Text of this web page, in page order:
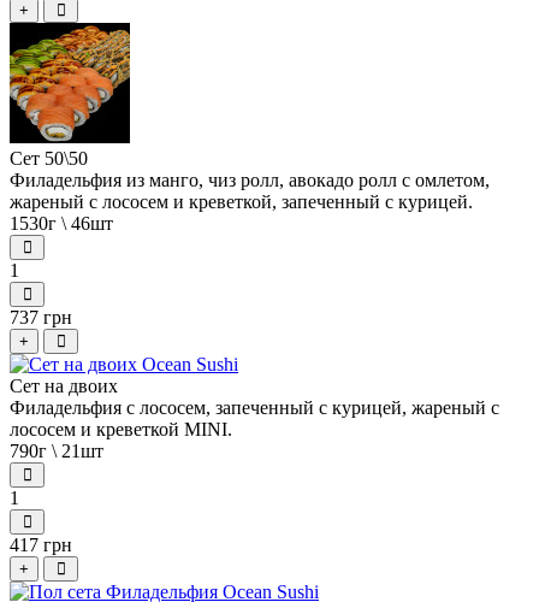
+
Сет 50\50
Филадельфия из манго, чиз ролл, авокадо ролл с омлетом,
жареный с лососем и креветкой, запеченный с курицей.
1530г \ 46шт
1
737 грн
+
Сет на двоих
Филадельфия с лососем, запеченный с курицей, жареный с
лососем и креветкой MINI.
790г \ 21шт
1
417 грн
+